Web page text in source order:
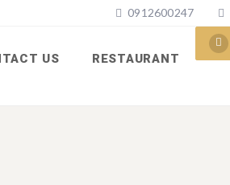
0912600247
US RESTAURANT